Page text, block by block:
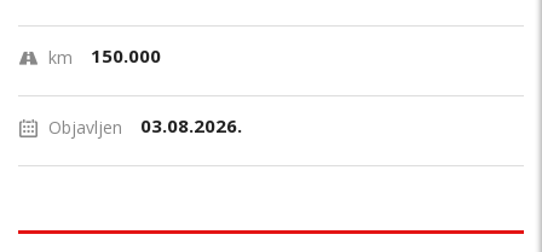
km 150.000
Objavljen 03.08.2026.